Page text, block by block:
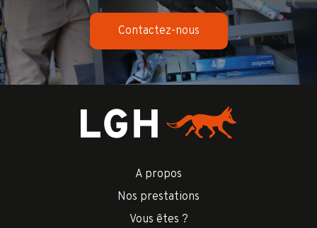
Contactez-nous
A propos
Nos prestations
Vous êtes ?